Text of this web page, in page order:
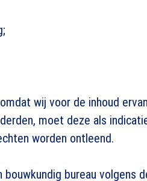
wij voor de inhoud
moet deze als
worden ontleend.
bureau volgens